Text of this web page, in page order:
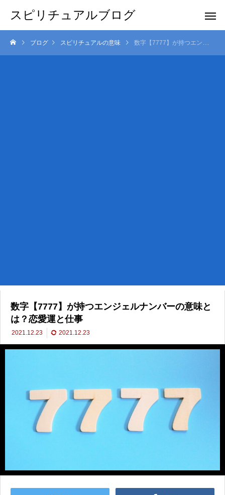
スピリチュアルブログ
ブログ スピリチュアルの意味 数字【7777】が持つエンジェルナンバーの意味とは？恋愛運と仕事
数字【7777】が持つエンジェルナンバーの意味と
は？恋愛運と仕事
2021.12.23 2021.12.23